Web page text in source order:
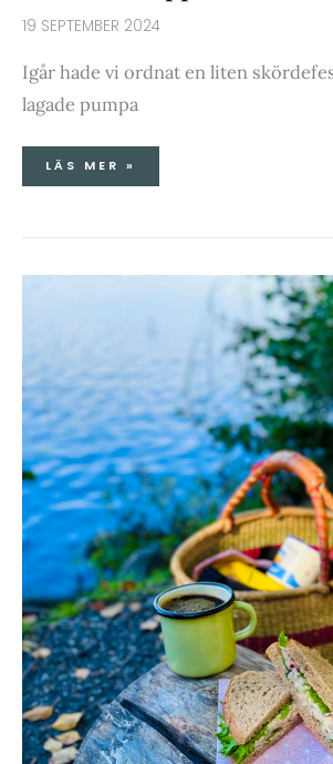
19 SEPTEMBER 2024
Igår hade vi ordnat en liten
lagade pumpa
LÄS MER »
TONFISKRÖRA